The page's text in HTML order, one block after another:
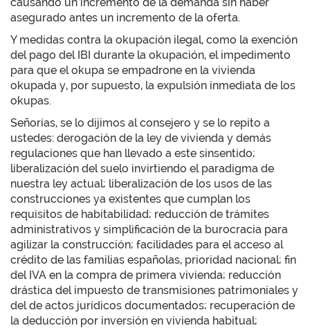
asegurado antes un incremento de la oferta.
Y medidas contra la okupación ilegal, como la exención
del pago del IBI durante la okupación, el impedimento
para que el okupa se empadrone en la vivienda
okupada y, por supuesto, la expulsión inmediata de los
okupas.
Señorías, se lo dijimos al consejero y se lo repito a
ustedes: derogación de la ley de vivienda y demás
regulaciones que han llevado a este sinsentido;
liberalización del suelo invirtiendo el paradigma de
nuestra ley actual; liberalización de los usos de las
construcciones ya existentes que cumplan los
requisitos de habitabilidad; reducción de trámites
administrativos y simplificación de la burocracia para
agilizar la construcción; facilidades para el acceso al
crédito de las familias españolas, prioridad nacional; fin
del IVA en la compra de primera vivienda; reducción
drástica del impuesto de transmisiones patrimoniales y
del de actos jurídicos documentados; recuperación de
la deducción por inversión en vivienda habitual;